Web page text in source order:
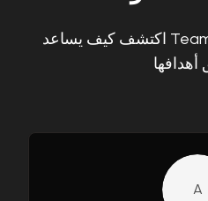
اكتشف كيف يساعد Teampilot.ai الشركات على
أهدافها
A